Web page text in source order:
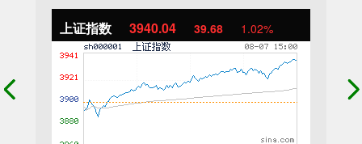
上证指数 3940.04 39.68 1.02%